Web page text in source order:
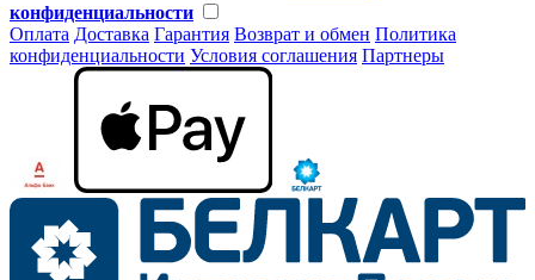
конфиденциальности
Оплата Доставка Гарантия Возврат и обмен Политика
конфиденциальности Условия соглашения Партнеры